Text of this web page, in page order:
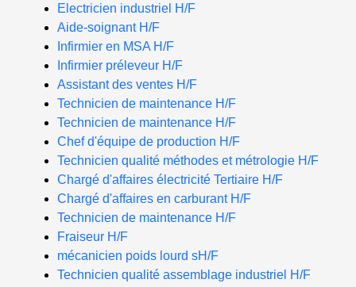
Electricien industriel H/F
Aide-soignant H/F
Infirmier en MSA H/F
Infirmier préleveur H/F
Assistant des ventes H/F
Technicien de maintenance H/F
Technicien de maintenance H/F
Chef d'équipe de production H/F
Technicien qualité méthodes et métrologie H/F
Chargé d'affaires électricité Tertiaire H/F
Chargé d'affaires en carburant H/F
Technicien de maintenance H/F
Fraiseur H/F
mécanicien poids lourd sH/F
Technicien qualité assemblage industriel H/F